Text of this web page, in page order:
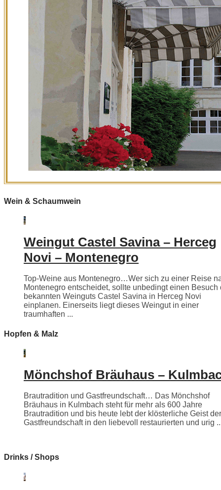
Wein & Schaumwein
Weingut Castel Savina – Herceg
Novi – Montenegro
Top-Weine aus Montenegro…Wer sich zu einer Reise
Montenegro entscheidet, sollte unbedingt einen Besuch
bekannten Weinguts Castel Savina in Herceg Novi
einplanen. Einerseits liegt dieses Weingut in einer
traumhaften ...
Hopfen & Malz
Mönchshof Bräuhaus –
Brautradition und Gastfreundschaft… Das Mönchshof
Bräuhaus in Kulmbach steht für mehr als 600 Jahre
Brautradition und bis heute lebt der klösterliche Geist der
Gastfreundschaft in den liebevoll restaurierten und urig
Drinks / Shops